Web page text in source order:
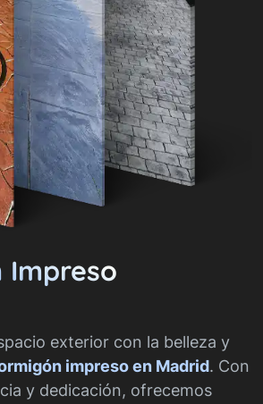
Impreso
exterior con la belleza y
impreso en Madrid. Con
y dedicación, ofrecemos